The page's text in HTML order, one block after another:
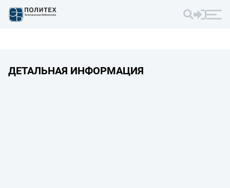
ДЕТАЛЬНАЯ ИНФОРМАЦИЯ